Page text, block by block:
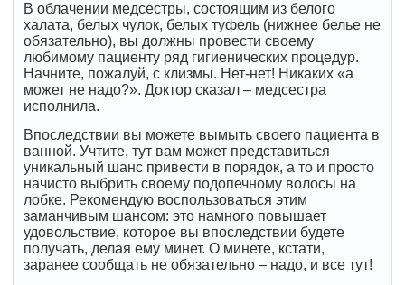
В облачении медсестры, состоящим из белого
халата, белых чулок, белых туфель (нижнее белье не
обязательно), вы должны провести своему
любимому пациенту ряд гигиенических процедур.
Начните, пожалуй, с клизмы. Нет-нет! Никаких «а
может не надо?». Доктор сказал – медсестра
исполнила.
Впоследствии вы можете вымыть своего пациента в
ванной. Учтите, тут вам может представиться
уникальный шанс привести в порядок, а то и просто
начисто выбрить своему подопечному волосы на
лобке. Рекомендую воспользоваться этим
заманчивым шансом: это намного повышает
удовольствие, которое вы впоследствии будете
получать, делая ему минет. О минете, кстати,
заранее сообщать не обязательно – надо, и все тут!